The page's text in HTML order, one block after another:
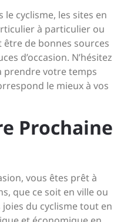
le cyclisme, les sites en
à particulier ou
de bonnes sources
d’occasion. N’hésitez
prendre votre temps
le mieux à vos
Prochaine
vous êtes prêt à
que ce soit en ville ou
du cyclisme tout en